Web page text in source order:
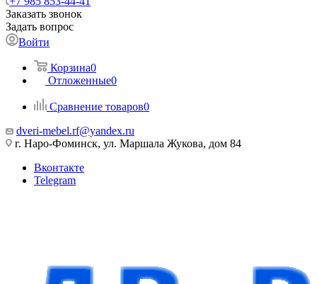
Заказать звонок
Задать вопрос
Войти
Корзина0
Отложенные0
Сравнение товаров0
dveri-mebel.rf@yandex.ru
г. Наро-Фоминск, ул. Маршала Жукова, дом 84
Вконтакте
Telegram